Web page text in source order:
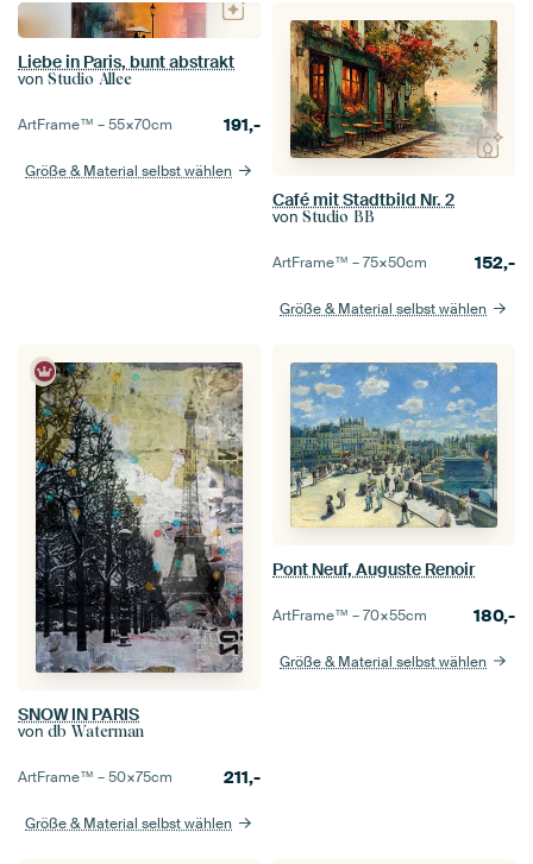
Liebe in Paris, bunt abstrakt
von Studio Allee
ArtFrame™ –55×70cm 191,-
Größe & Material selbst wählen
Café mit Stadtbild Nr. 2
von Studio BB
ArtFrame™ –75×50cm 152,-
Größe & Material selbst wählen
SNOW IN PARIS
von db Waterman
ArtFrame™ –50×75cm 211,-
Größe & Material selbst wählen
Pont Neuf, Auguste Renoir
ArtFrame™ –70×55cm 180,-
Größe & Material selbst wählen